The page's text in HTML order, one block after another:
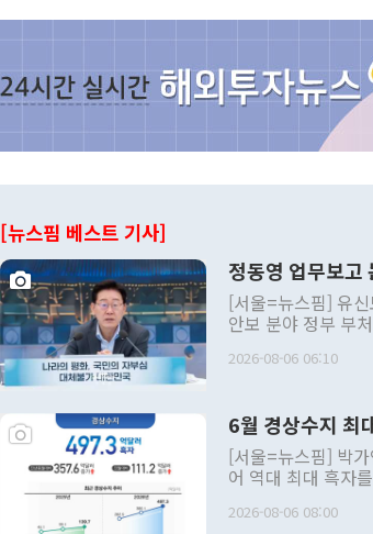
[뉴스핌 베스트 기사]
정동영 업무보고
[서울=뉴스핌] 유
안보 분야 정부 부
발언 중에는 정부
주의적 희망에 근
관의 대북 정책 관
관 부처 장관이 공
관의 무리한 대북
다. [정동영 통일부 장관이 지난달 23일 오후 서울 종로구 정부서울청사에
2026-08-06 06:10
6월 경상수지 최
[서울=뉴스핌] 박
어 역대 최대 흑자
료=한국은행] 한국은행이 6일 발표한 '2026년 6월 국제수지(잠정)'에 따르
2026-08-06 08:00